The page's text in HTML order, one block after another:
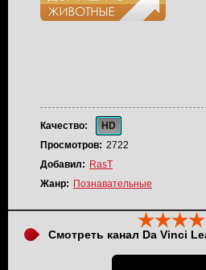
Качество:
HD
Просмотров: 2722
Добавил: RasT
Жанр: Познавательные
Смотреть канал Da Vinci